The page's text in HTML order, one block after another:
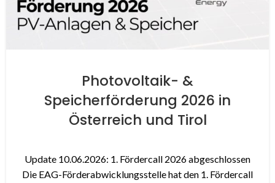
Photovoltaik- &
Speicherförderung 2026 in
Österreich und Tirol
Update 10.06.2026: 1. Fördercall 2026 abgeschlossen
Die EAG-Förderabwicklungsstelle hat den 1. Fördercall